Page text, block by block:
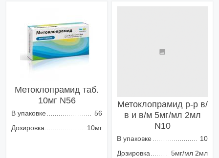
Метоклопрамид таб.
10мг N56
В упаковке
56
Дозировка
10мг
Метоклопрамид р-р в/
в и в/м 5мг/мл 2мл
N10
В упаковке
10
Дозировка
5мг/мл 2мл